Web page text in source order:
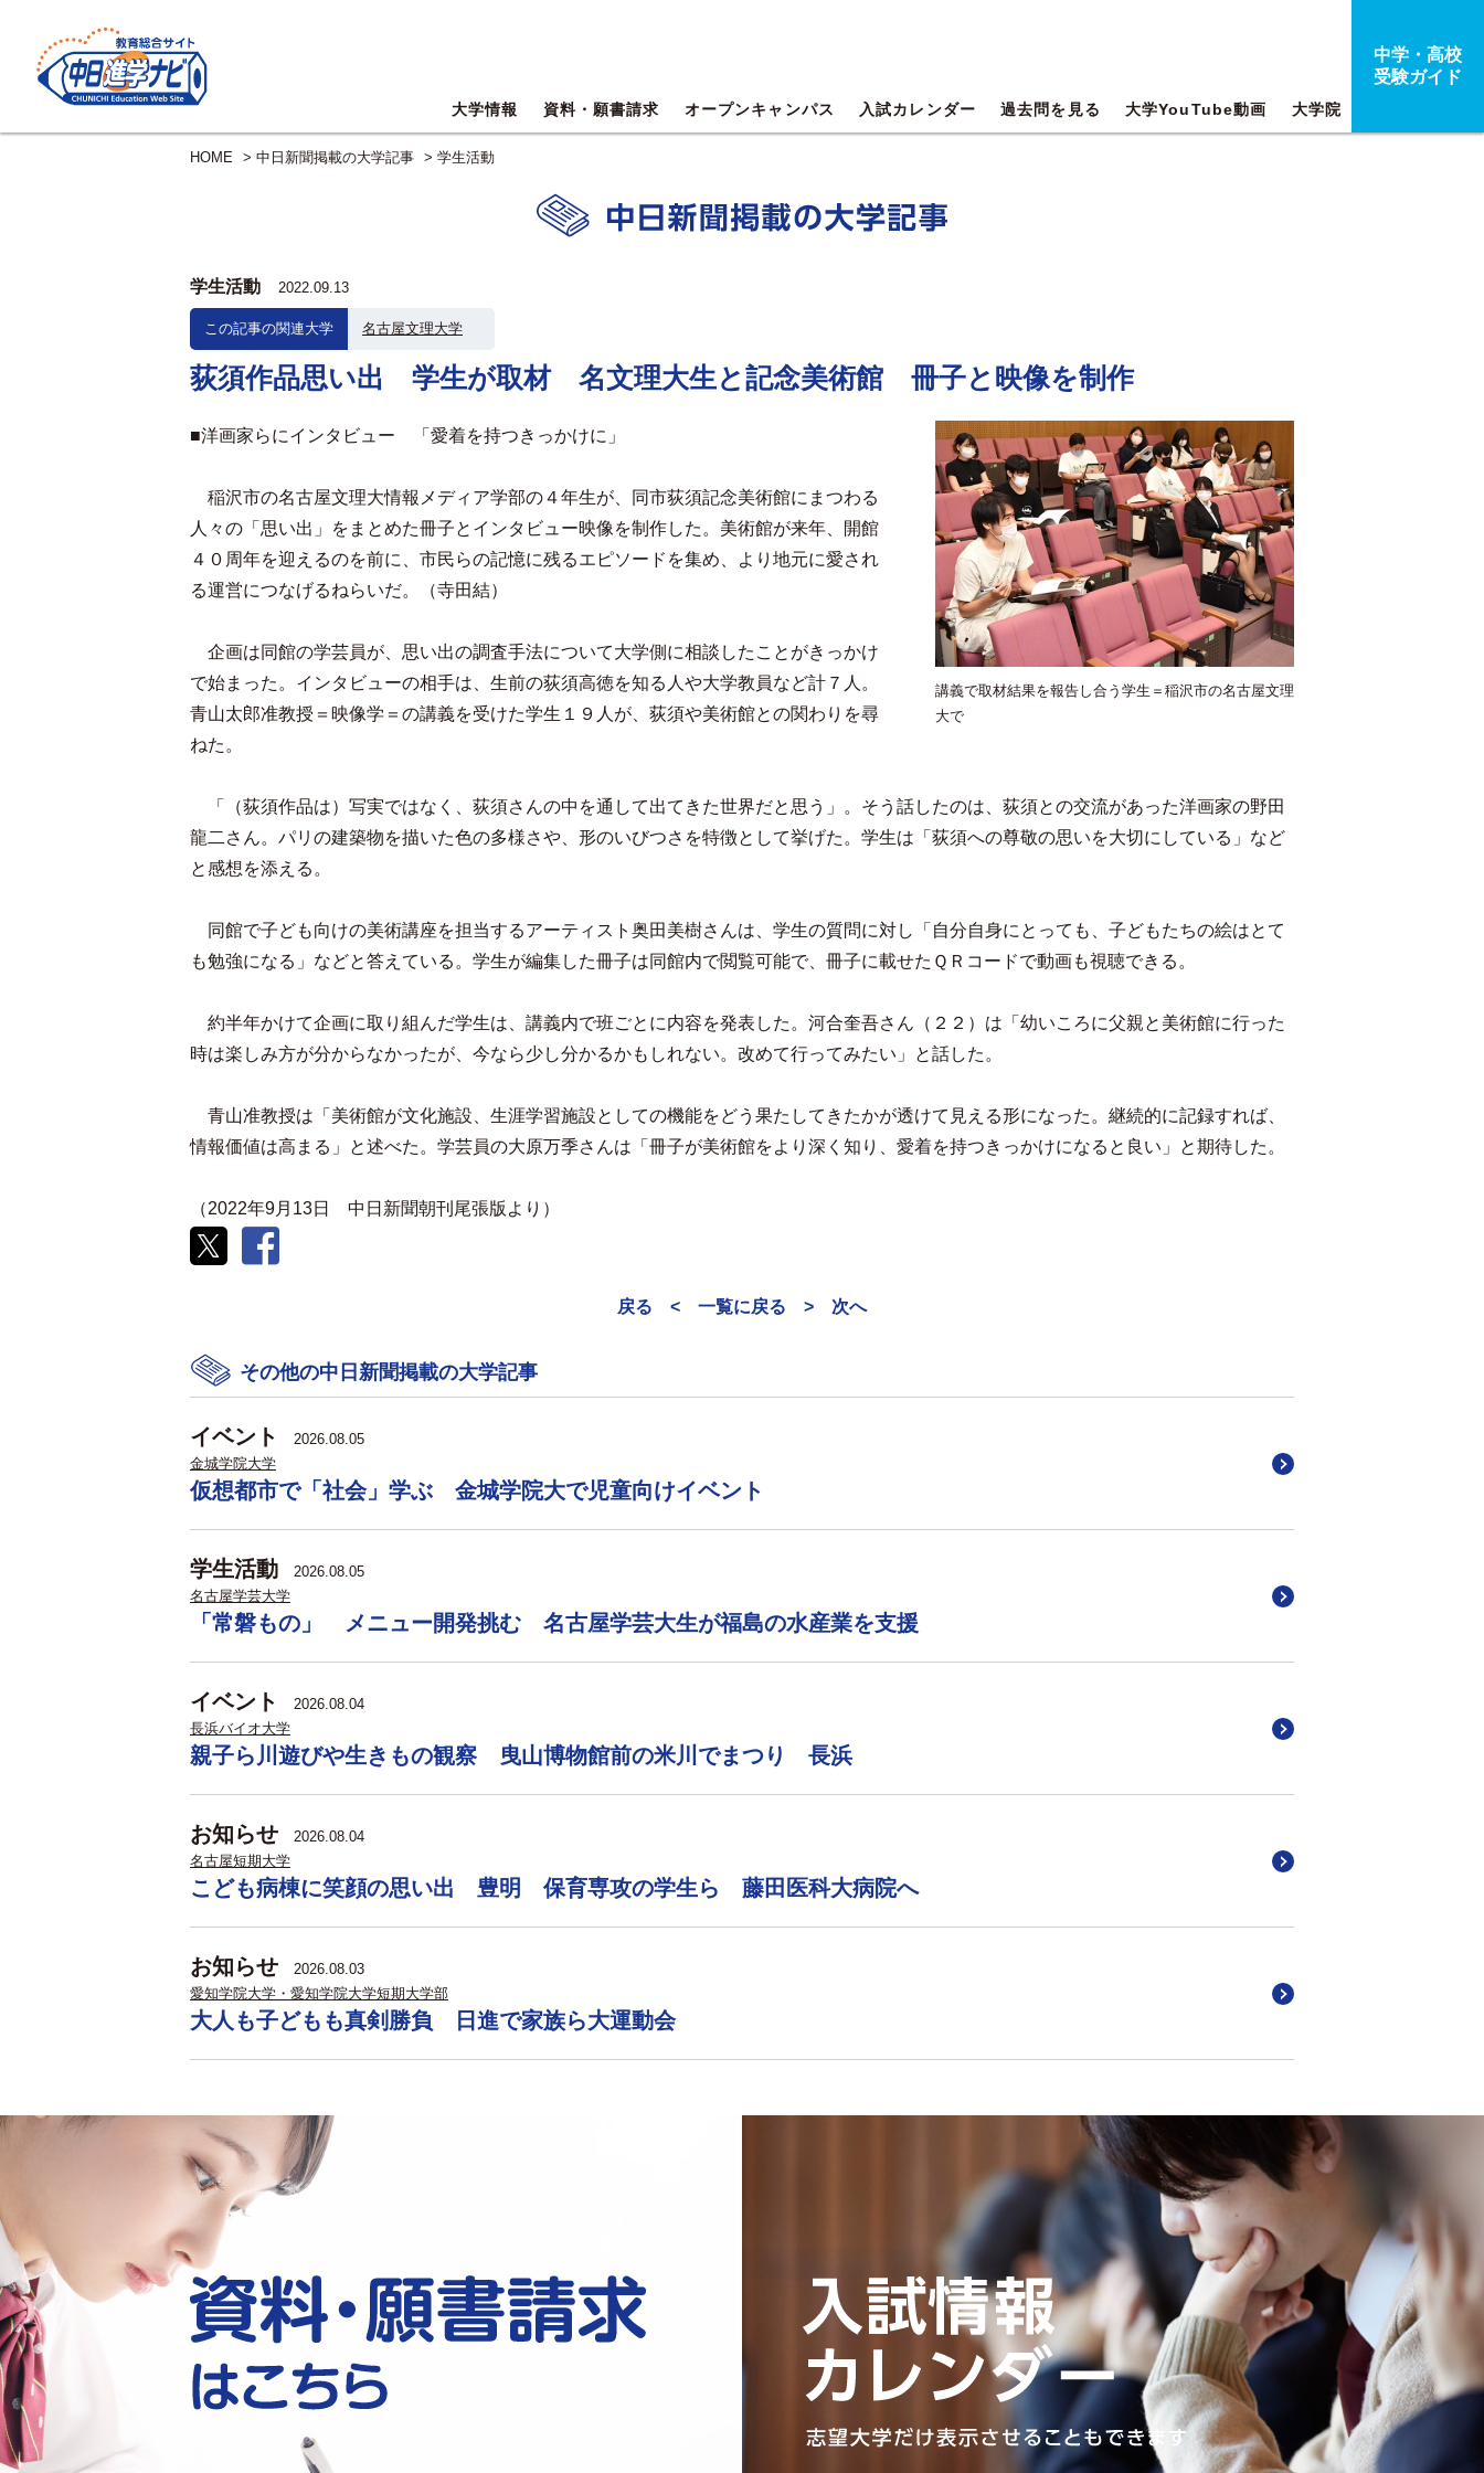
大学情報 資料・願書請求 オープンキャンパス 入試カレンダー 過去問を見る 大学YouTube動画 大学院
中学・高校
受験ガイド
HOME > 中日新聞掲載の大学記事 > 学生活動
学生活動 2022.09.13
この記事の関連大学 名古屋文理大学
荻須作品思い出 学生が取材 名文理大生と記念美術館 冊子と映像を制作
講義で取材結果を報告し合う学生＝稲沢市の名古屋文理
大で
■洋画家らにインタビュー 「愛着を持つきっかけに」
稲沢市の名古屋文理大情報メディア学部の４年生が、同市荻須記念美術館にまつわる
人々の「思い出」をまとめた冊子とインタビュー映像を制作した。美術館が来年、開館
４０周年を迎えるのを前に、市民らの記憶に残るエピソードを集め、より地元に愛され
る運営につなげるねらいだ。（寺田結）
企画は同館の学芸員が、思い出の調査手法について大学側に相談したことがきっかけ
で始まった。インタビューの相手は、生前の荻須高徳を知る人や大学教員など計７人。
青山太郎准教授＝映像学＝の講義を受けた学生１９人が、荻須や美術館との関わりを尋
ねた。
「（荻須作品は）写実ではなく、荻須さんの中を通して出てきた世界だと思う」。そう話したのは、荻須との交流があった洋画家の野田
龍二さん。パリの建築物を描いた色の多様さや、形のいびつさを特徴として挙げた。学生は「荻須への尊敬の思いを大切にしている」など
と感想を添える。
同館で子ども向けの美術講座を担当するアーティスト奥田美樹さんは、学生の質問に対し「自分自身にとっても、子どもたちの絵はとて
も勉強になる」などと答えている。学生が編集した冊子は同館内で閲覧可能で、冊子に載せたＱＲコードで動画も視聴できる。
約半年かけて企画に取り組んだ学生は、講義内で班ごとに内容を発表した。河合奎吾さん（２２）は「幼いころに父親と美術館に行った
時は楽しみ方が分からなかったが、今なら少し分かるかもしれない。改めて行ってみたい」と話した。
青山准教授は「美術館が文化施設、生涯学習施設としての機能をどう果たしてきたかが透けて見える形になった。継続的に記録すれば、
情報価値は高まる」と述べた。学芸員の大原万季さんは「冊子が美術館をより深く知り、愛着を持つきっかけになると良い」と期待した。
（2022年9月13日 中日新聞朝刊尾張版より）
戻る < 一覧に戻る > 次へ
その他の中日新聞掲載の大学記事
イベント
2026.08.05
金城学院大学
仮想都市で「社会」学ぶ 金城学院大で児童向けイベント
学生活動
2026.08.05
名古屋学芸大学
「常磐もの」 メニュー開発挑む 名古屋学芸大生が福島の水産業を支援
イベント
2026.08.04
長浜バイオ大学
親子ら川遊びや生きもの観察 曳山博物館前の米川でまつり 長浜
お知らせ
2026.08.04
名古屋短期大学
こども病棟に笑顔の思い出 豊明 保育専攻の学生ら 藤田医科大病院へ
お知らせ
2026.08.03
愛知学院大学・愛知学院大学短期大学部
大人も子どもも真剣勝負 日進で家族ら大運動会